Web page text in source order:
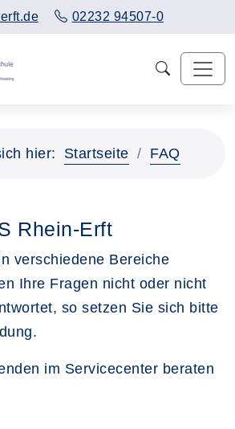
02232 94507-0
hier: Startseite FAQ
Rhein-Erft
verschiedene Bereiche
Ihre Fragen nicht oder nicht
so setzen Sie sich bitte
im Servicecenter beraten